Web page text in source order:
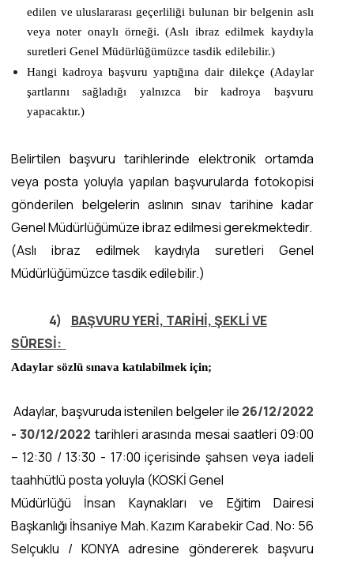
edilen ve uluslararası geçerliliği bulunan bir belgenin aslı
veya noter onaylı örneği. (Aslı ibraz edilmek kaydıyla
suretleri Genel Müdürlüğümüzce tasdik edilebilir.)
Hangi kadroya başvuru yaptığına dair dilekçe (Adaylar
şartlarını sağladığı yalnızca bir kadroya başvuru
yapacaktır.)
Belirtilen başvuru tarihlerinde elektronik ortamda
veya posta yoluyla yapılan başvurularda fotokopisi
gönderilen belgelerin aslının sınav tarihine kadar
Genel Müdürlüğümüze ibraz edilmesi gerekmektedir.
(Aslı ibraz edilmek kaydıyla suretleri Genel
Müdürlüğümüzce tasdik edilebilir.)
4)
BAŞVURU YERİ, TARİHİ, ŞEKLİ VE
SÜRESİ:
Adaylar sözlü sınava katılabilmek için;
Adaylar, başvuruda istenilen belgeler ile 26/12/2022
- 30/12/2022 tarihleri arasında mesai saatleri 09:00
– 12:30 / 13:30 - 17:00 içerisinde şahsen veya iadeli
taahhütlü posta yoluyla (KOSKİ Genel
Müdürlüğü İnsan Kaynakları ve Eğitim Dairesi
Başkanlığı İhsaniye Mah. Kazım Karabekir Cad. No: 56
Selçuklu / KONYA adresine göndererek başvuru